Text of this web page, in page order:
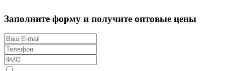
Заполните форму и получите оптовые цены